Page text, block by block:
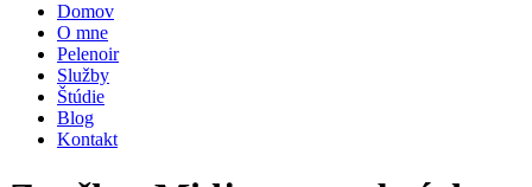
Domov
O mne
Pelenoir
Služby
Štúdie
Blog
Kontakt